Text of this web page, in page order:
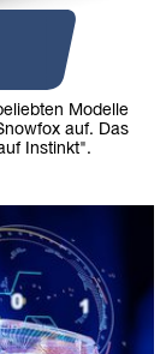
Modelle
auf. Das
Instinkt".